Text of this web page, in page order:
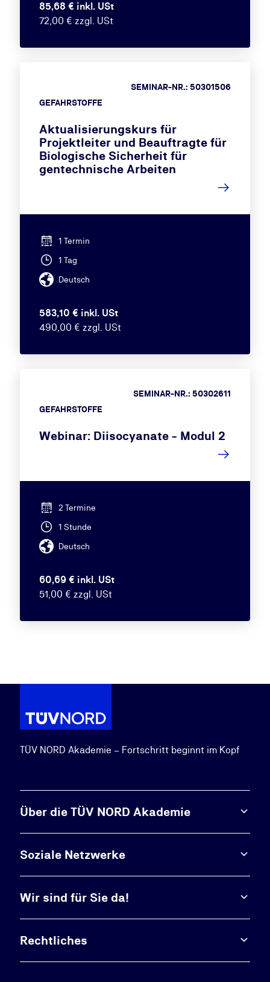
85,68 € inkl. USt
72,00 € zzgl. USt
GEFAHRSTOFFE
SEMINAR-NR.: 50301506
Aktualisierungskurs für
Projektleiter und Beauftragte für
Biologische Sicherheit für
gentechnische Arbeiten
1 Termin
1 Tag
Deutsch
583,10 € inkl. USt
490,00 € zzgl. USt
GEFAHRSTOFFE
SEMINAR-NR.: 50302611
Webinar: Diisocyanate - Modul 2
2 Termine
1 Stunde
Deutsch
60,69 € inkl. USt
51,00 € zzgl. USt
TÜV NORD Akademie – Fortschritt beginnt im Kopf
Über die TÜV NORD Akademie
Soziale Netzwerke
Wir sind für Sie da!
Rechtliches